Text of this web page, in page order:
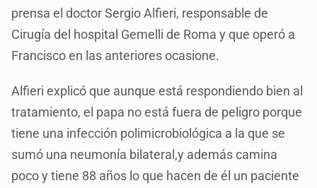
prensa el doctor Sergio Alfieri, responsable de
Cirugía del hospital Gemelli de Roma y que operó a
Francisco en las anteriores ocasione.
Alfieri explicó que aunque está respondiendo bien al
tratamiento, el papa no está fuera de peligro porque
tiene una infección polimicrobiológica a la que se
sumó una neumonía bilateral,y además camina
poco y tiene 88 años lo que hacen de él un paciente